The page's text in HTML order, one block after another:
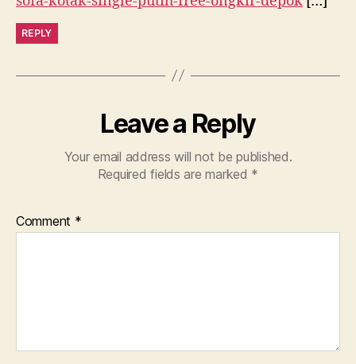
REPLY
Leave a Reply
Your email address will not be published.
Required fields are marked *
Comment *